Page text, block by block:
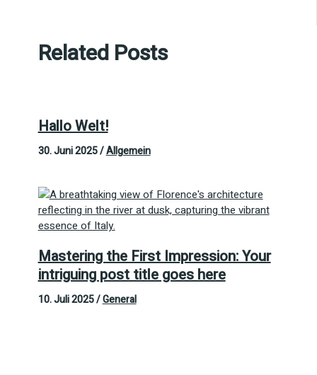
Related Posts
Hallo Welt!
30. Juni 2025/Allgemein
Mastering the First Impression: Your
intriguing post title goes here
10. Juli 2025/General